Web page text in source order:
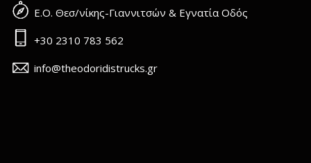
Ε.Ο. Θεσ/νίκης-Γιαννιτσών & Εγνατία Οδός
+30 2310 783 562
info@theodoridistrucks.gr